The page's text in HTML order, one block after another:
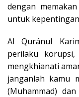
dengan
untuk
Al Quránul
perilaku
mengkhianati
janganlah kamu
(Muhammad)